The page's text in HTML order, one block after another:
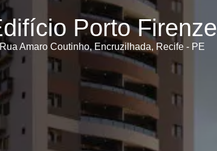
Porto Firenze
Rua Amaro Coutinho, Encruzilhada, Recife - PE